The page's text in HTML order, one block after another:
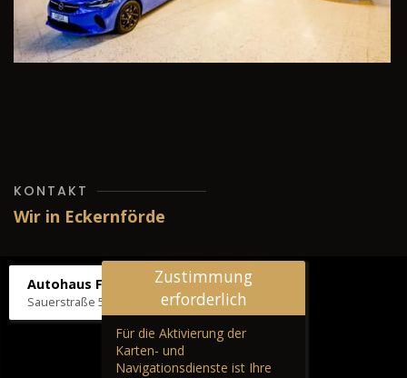
KONTAKT
Wir in Eckernförde
Autohaus Fräter
Sauerstraße 5, 24340 Eckernförde
Zustimmung
erforderlich
Für die Aktivierung der
Karten- und
Navigationsdienste ist Ihre